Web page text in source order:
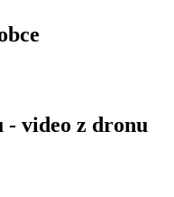
- video z dronu